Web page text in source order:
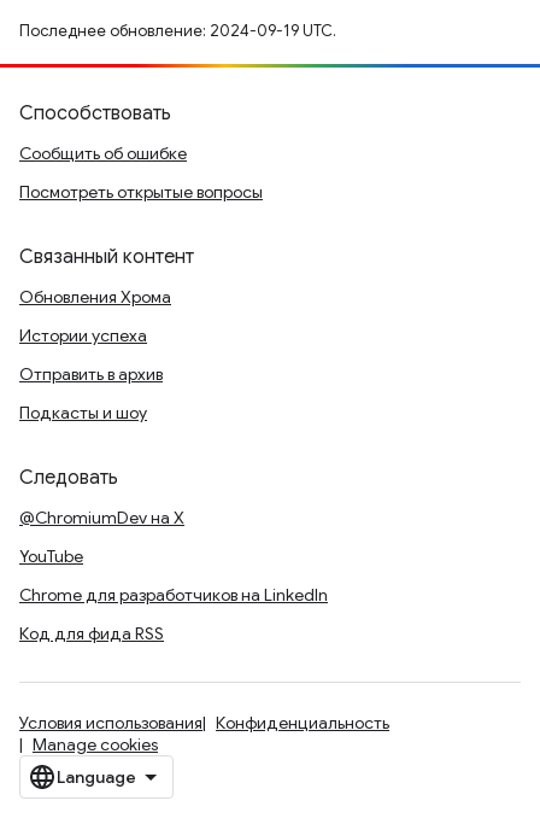
Последнее обновление: 2024-09-19 UTC.
Способствовать
Сообщить об ошибке
Посмотреть открытые вопросы
Связанный контент
Обновления Хрома
Истории успеха
Отправить в архив
Подкасты и шоу
Следовать
@ChromiumDev на X
YouTube
Chrome для разработчиков на LinkedIn
Код для фида RSS
Условия использования
Конфиденциальность
Manage cookies